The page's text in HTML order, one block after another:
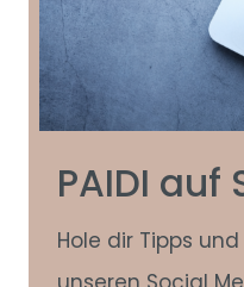
PAIDI auf
Hole dir Tipps